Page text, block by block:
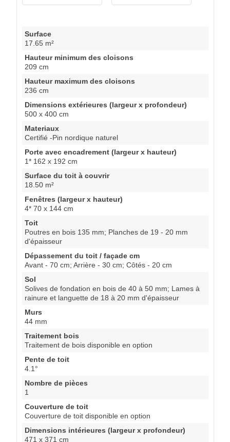
Surface
17.65 m²
Hauteur minimum des cloisons
209 cm
Hauteur maximum des cloisons
236 cm
Dimensions extérieures (largeur x profondeur)
500 x 400 cm
Materiaux
Certifié -Pin nordique naturel
Porte avec encadrement (largeur x hauteur)
1* 162 x 192 cm
Surface du toit à couvrir
18.50 m²
Fenêtres (largeur x hauteur)
4* 70 x 144 cm
Toit
Poutres en bois 135 mm; Planches de 19 - 20 mm
d'épaisseur
Dépassement du toit / façade cm
Avant - 70 cm; Arrière - 30 cm; Côtés - 20 cm
Sol
Solives de fondation en bois de 40 à 50 mm; Lames à
rainure et languette de 18 à 20 mm d'épaisseur
Murs
44 mm
Traitement bois
Traitement de bois disponible en option
Pente de toit
4.1°
Nombre de pièces
1
Couverture de toit
Couverture de toit disponible en option
Dimensions intérieures (largeur x profondeur)
471 x 371 cm